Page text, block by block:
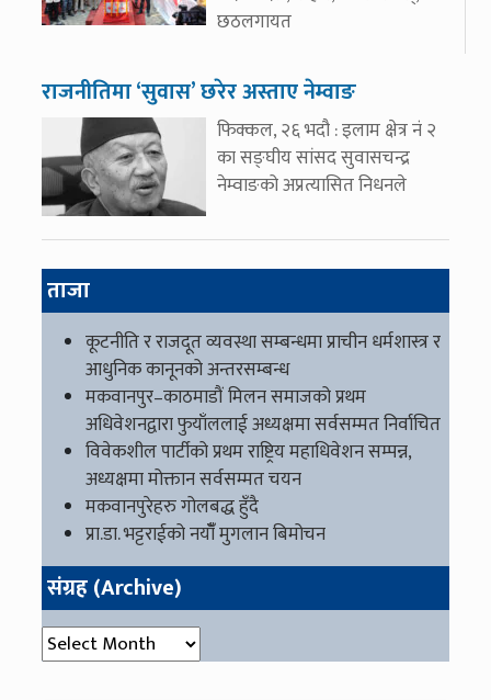
छठलगायत
राजनीतिमा ‘सुवास’ छरेर अस्ताए नेम्वाङ
फिक्कल, २६ भदौ : इलाम क्षेत्र नं २
का सङ्घीय सांसद सुवासचन्द्र
नेम्वाङको अप्रत्यासित निधनले
ताजा
कूटनीति र राजदूत व्यवस्था सम्बन्धमा प्राचीन धर्मशास्त्र र
आधुनिक कानूनको अन्तरसम्बन्ध
मकवानपुर–काठमाडौं मिलन समाजको प्रथम
अधिवेशनद्वारा फुयाँललाई अध्यक्षमा सर्वसम्मत निर्वाचित
विवेकशील पार्टीको प्रथम राष्ट्रिय महाधिवेशन सम्पन्न,
अध्यक्षमा मोक्तान सर्वसम्मत चयन
मकवानपुरेहरु गोलबद्ध हुँदै
प्रा.डा. भट्टराईको नयाँँ मुगलान बिमोचन
संग्रह (Archive)
संग्रह (Archive)